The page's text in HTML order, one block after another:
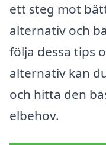
ett steg mot
alternativ och
följa dessa tips
alternativ kan
och hitta den
elbehov.